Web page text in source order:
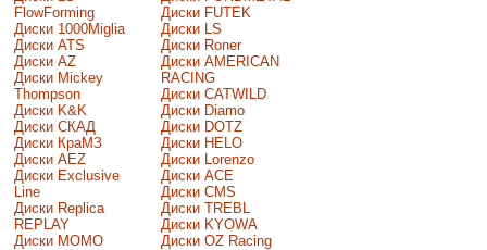
FlowForming
Диски 1000Miglia
Диски ATS
Диски AZ
Диски Mickey
Thompson
Диски K&K
Диски СКАД
Диски КраМЗ
Диски AEZ
Диски Exclusive
Line
Диски Replica
REPLAY
Диски MOMO
Диски FUTEK
Диски LS
Диски Roner
Диски AMERICAN
RACING
Диски CATWILD
Диски Diamo
Диски DOTZ
Диски HELO
Диски Lorenzo
Диски ACE
Диски CMS
Диски TREBL
Диски KYOWA
Диски OZ Racing